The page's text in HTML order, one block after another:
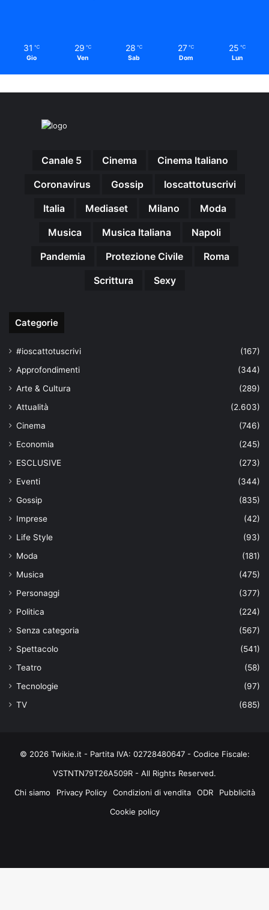
31 ℃
Gio
29 ℃
Ven
28 ℃
Sab
27 ℃
Dom
25 ℃
Lun
Canale 5 Cinema
Cinema Italiano
Coronavirus
Gossip
Ioscattotuscrivi
Italia
Mediaset Milano
Moda
Musica
Musica Italiana
Napoli
Pandemia
Protezione Civile
Roma
Scrittura
Sexy
Categorie
#ioscattotuscrivi
(167)
Approfondimenti
(344)
Arte & Cultura
(289)
Attualità
(2.603)
Cinema
(746)
Economia
(245)
ESCLUSIVE
(273)
Eventi
(344)
Gossip
(835)
Imprese
(42)
Life Style
(93)
Moda
(181)
Musica
(475)
Personaggi
(377)
Politica
(224)
Senza categoria
(567)
Spettacolo
(541)
Teatro
(58)
Tecnologie
(97)
TV
(685)
© 2026 Twikie.it - Partita IVA: 02728480647 - Codice Fiscale:
VSTNTN79T26A509R - All Rights Reserved.
Chi siamo
Privacy Policy Condizioni di vendita ODR
Pubblicità
Cookie policy
Tube